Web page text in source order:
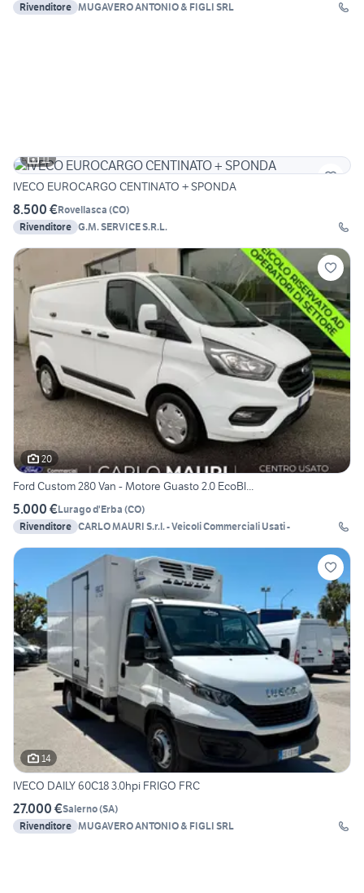
Rivenditore MUGAVERO ANTONIO & FIGLI SRL
11
IVECO EUROCARGO CENTINATO + SPONDA
8.500 €Rovellasca (CO)
Rivenditore G.M. SERVICE S.R.L.
20
Ford Custom 280 Van - Motore Guasto 2.0 EcoBl...
5.000 €Lurago d'Erba (CO)
Rivenditore CARLO MAURI S.r.l. - Veicoli Commerciali Usati -
14
IVECO DAILY 60C18 3.0hpi FRIGO FRC
27.000 €Salerno(SA)
Rivenditore MUGAVERO ANTONIO & FIGLI SRL